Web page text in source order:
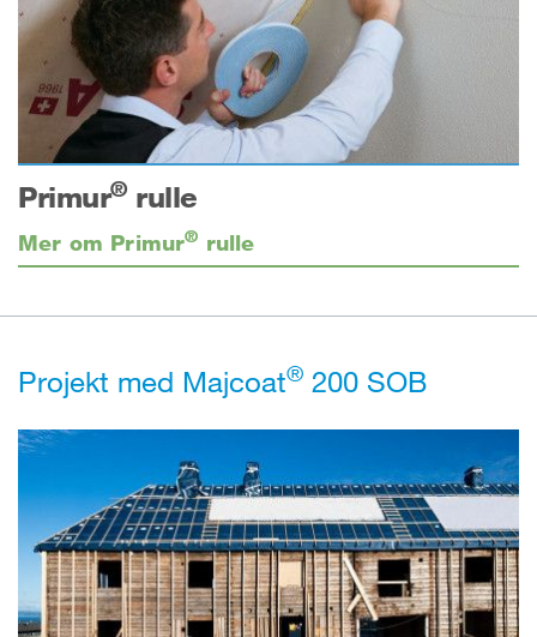
Primur®rulle
Mer om Primur® rulle
Projekt med Majcoat® 200 SOB